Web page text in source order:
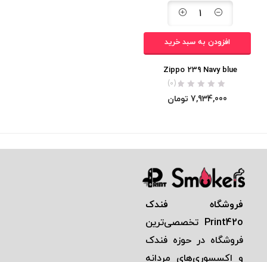
افزودن به سبد خرید
Zippo 239 Navy blue
(0)
7,934,000 تومان
فروشگاه فندک
Print42o تخصصی‌ترين
فروشگاه در حوزه فندک
و اكسسوری‌های مردانه